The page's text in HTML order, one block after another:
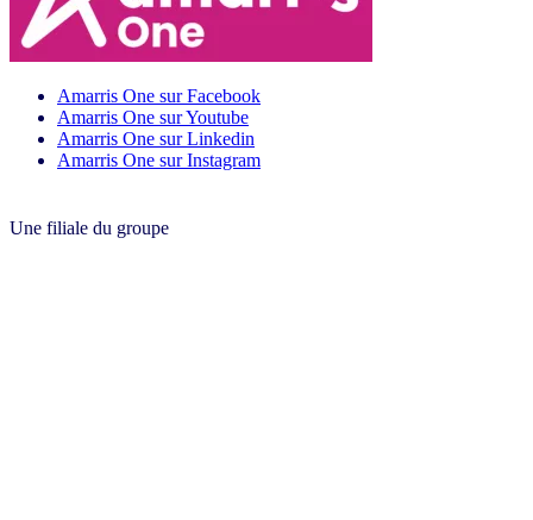
Amarris One sur Facebook
Amarris One sur Youtube
Amarris One sur Linkedin
Amarris One sur Instagram
Une filiale du groupe